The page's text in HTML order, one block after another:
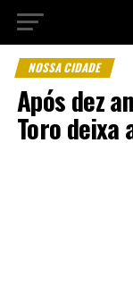
NOSSA CIDADE
Após dez
Toro deixa